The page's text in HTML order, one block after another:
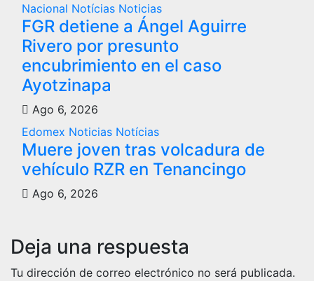
Nacional Notícias Noticias
FGR detiene a Ángel Aguirre
Rivero por presunto
encubrimiento en el caso
Ayotzinapa
Ago 6, 2026
Edomex Noticias Notícias
Muere joven tras volcadura de
vehículo RZR en Tenancingo
Ago 6, 2026
Deja una respuesta
Tu dirección de correo electrónico no será publicada.